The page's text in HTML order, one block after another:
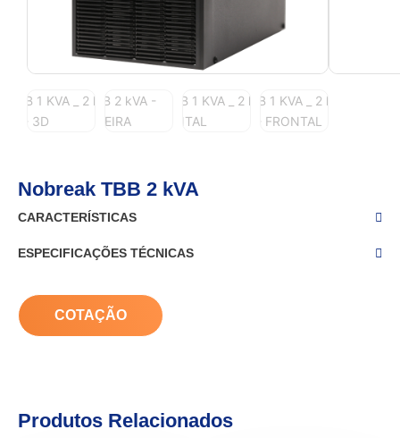
Nobreak TBB 2 kVA
CARACTERÍSTICAS
ESPECIFICAÇÕES TÉCNICAS
COTAÇÃO
Produtos Relacionados